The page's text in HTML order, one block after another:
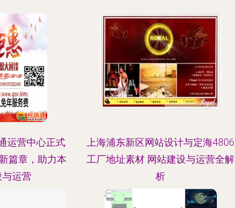
运营中心正式
篇章，助力本
运营
上海浦东新区网站设计与定海4806
工厂地址素材 网站建设与运营全解
析